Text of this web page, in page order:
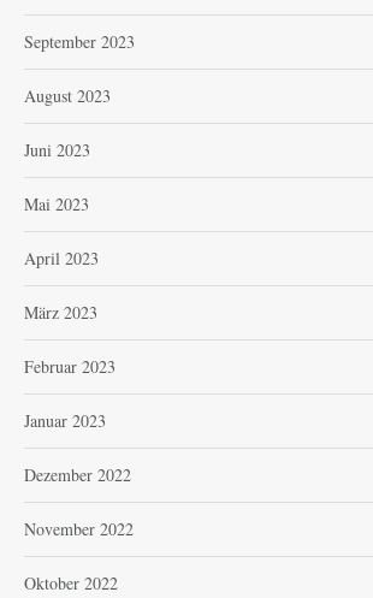
September 2023
August 2023
Juni 2023
Mai 2023
April 2023
März 2023
Februar 2023
Januar 2023
Dezember 2022
November 2022
Oktober 2022